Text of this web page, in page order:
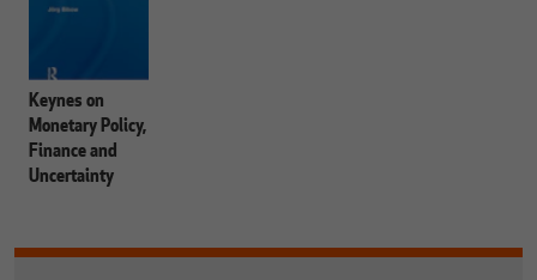
Keynes on
Monetary Policy,
Finance and
Uncertainty